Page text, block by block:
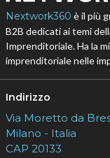
Nextwork360 è il più
B2B dedicati ai temi
Imprenditoriale. Ha la
imprenditoriale nelle
Indirizzo
Via Moretto da
Milano - Italia
CAP 20133